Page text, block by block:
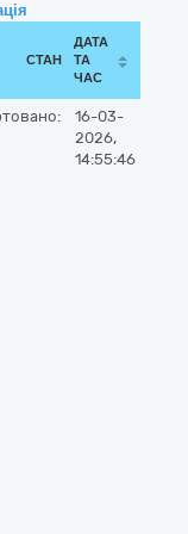
СТАН
ДАТА
ТА
ЧАС
16-03-
2026,
14:55:46